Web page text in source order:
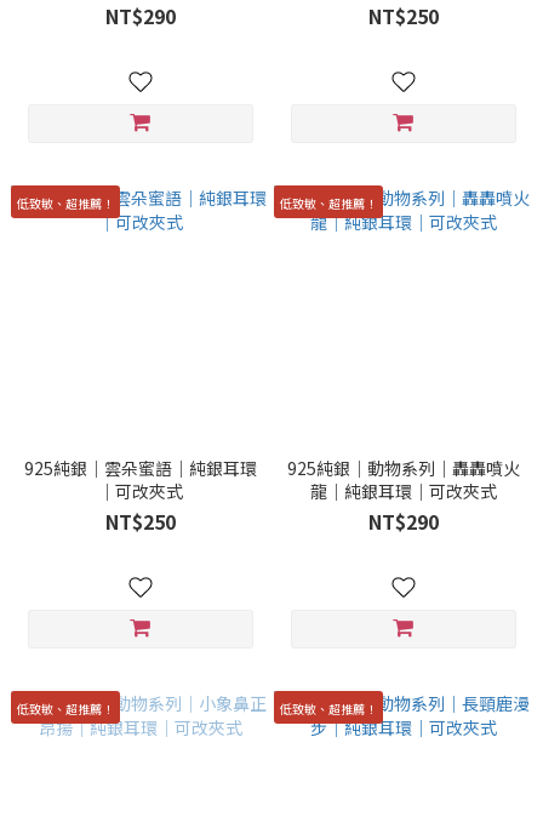
NT$290 NT$250
低致敏、超推薦！
925純銀｜雲朵蜜語｜純銀耳環
｜可改夾式
NT$250
低致敏、超推薦！
925純銀｜動物系列｜轟轟噴火
龍｜純銀耳環｜可改夾式
NT$290
低致敏、超推薦！ 低致敏、超推薦！